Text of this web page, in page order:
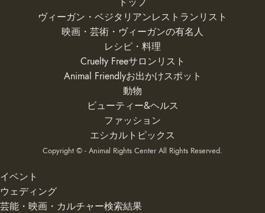
ヴィーガン・ベジタリアンレストランリスト
映画・芸術・ヴィーガンの有名人
レシピ・料理
Cruelty Freeサロンリスト
Animal Friendlyお出かけスポット
動物
ビューティー&ヘルス
ファッション
エシカルトピックス
Copyright © - Animal Rights Center All Rights Reserved.
イベント
ウェディング
芸能・映画・カルチャー検索結果